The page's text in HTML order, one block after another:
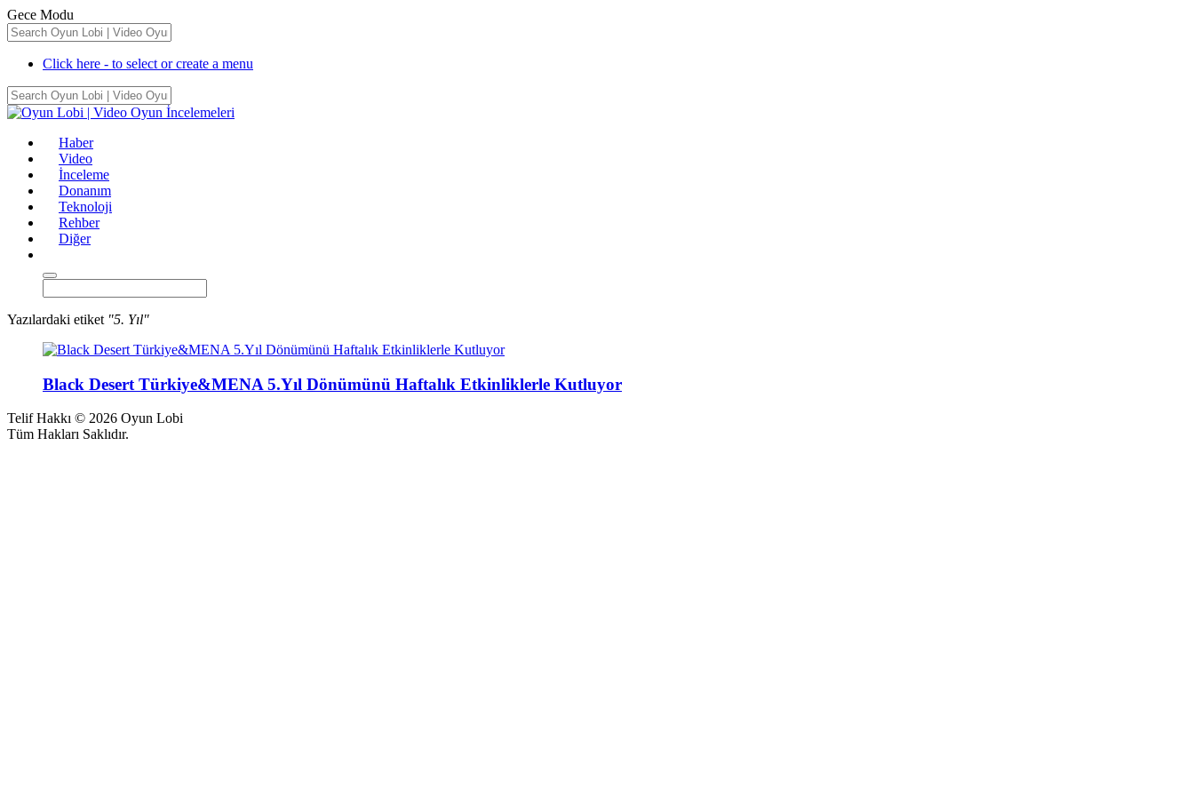
Gece Modu
Click here - to select or create a menu
Haber
Video
İnceleme
Donanım
Teknoloji
Rehber
Diğer
Yazılardaki etiket "5. Yıl"
Black Desert Türkiye&MENA 5.Yıl Dönümünü Haftalık Etkinliklerle Kutluyor
Telif Hakkı © 2026 Oyun Lobi
Tüm Hakları Saklıdır.